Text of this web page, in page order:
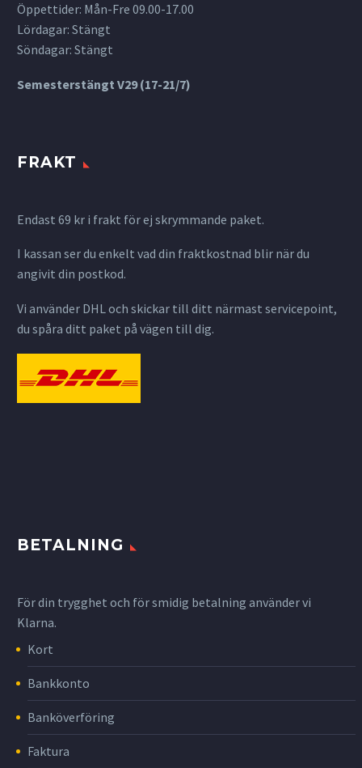
Öppettider: Mån-Fre 09.00-17.00
Lördagar: Stängt
Söndagar: Stängt
Semesterstängt V29 (17-21/7)
FRAKT
Endast 69 kr i frakt för ej skrymmande paket.
I kassan ser du enkelt vad din fraktkostnad blir när du
angivit din postkod.
Vi använder DHL och skickar till ditt närmast servicepoint,
du spåra ditt paket på vägen till dig.
BETALNING
För din trygghet och för smidig betalning använder vi
Klarna.
Kort
Bankkonto
Banköverföring
Faktura